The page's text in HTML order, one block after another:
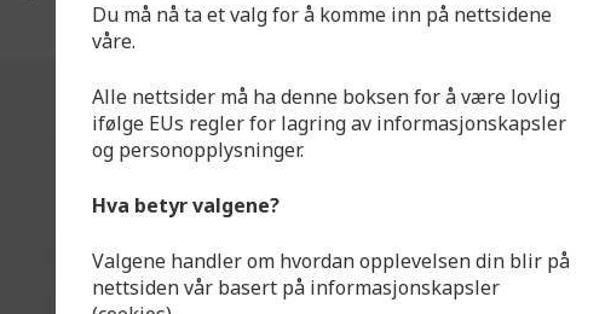
Du må nå ta et valg for å komme inn på nettsidene
våre.
Alle nettsider må ha denne boksen for å være lovlig
ifølge EUs regler for lagring av informasjonskapsler
og personopplysninger.
Hva betyr valgene?
Valgene handler om hvordan opplevelsen din blir på
nettsiden vår basert på informasjonskapsler